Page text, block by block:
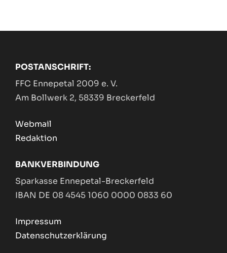
POSTANSCHRIFT:
FFC Ennepetal 2009 e. V.
Am Bollwerk 2, 58339 Breckerfeld
Webmail
Redaktion
BANKVERBINDUNG
Sparkasse Ennepetal-Breckerfeld
IBAN DE 08 4545 1060 0000 0833 60
Impressum
Datenschutzerklärung